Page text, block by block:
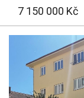
7 150 000 Kč